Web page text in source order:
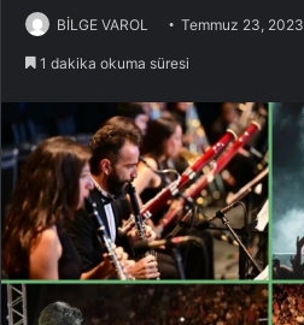
BİLGE VAROL Temmuz 23, 2023
1 dakika okuma süresi